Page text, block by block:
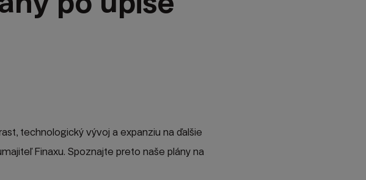
technologický vývoj a expanziu na ďalšie
Finaxu. Spoznajte preto naše plány na